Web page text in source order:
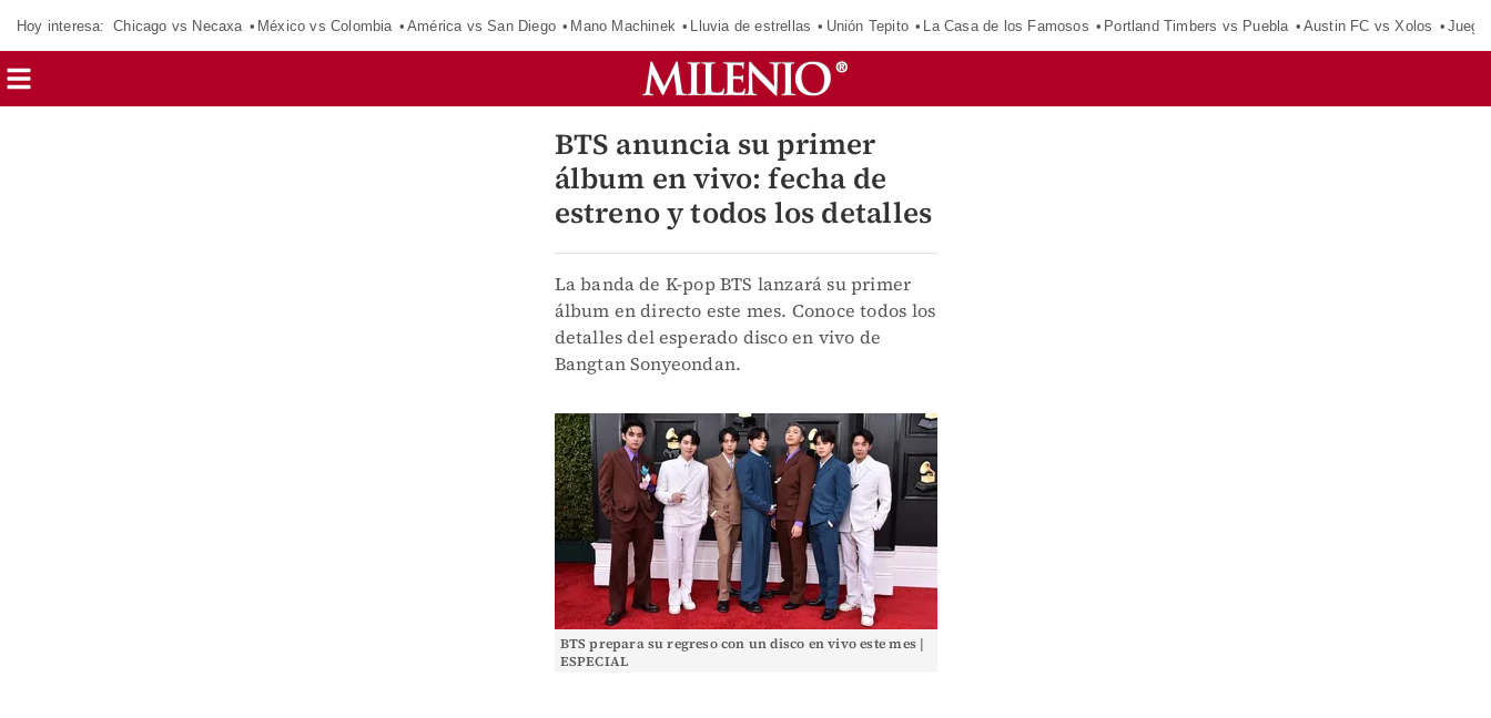
Hoy interesa: Chicago vs Necaxa México vs Colombia América vs San Diego Mano Machinek Lluvia de estrellas Unión Tepito La Casa de los Famosos Portland Timbers vs Puebla Austin FC vs Xolos
BTS anuncia su primer
álbum en vivo: fecha de
estreno y todos los detalles
La banda de K-pop BTS lanzará su primer
álbum en directo este mes. Conoce todos los
detalles del esperado disco en vivo de
Bangtan Sonyeondan.
BTS prepara su regreso con un disco en vivo este mes |
ESPECIAL